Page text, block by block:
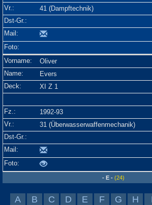
41 (Dampftechnik)
Oliver
Evers
XI Z 1
1992-93
31 (Überwasserwaffenmechanik)
- E - (24)
A B C D E F G H